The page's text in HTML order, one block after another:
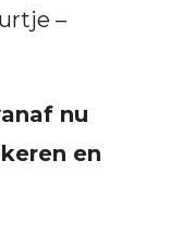
–
nu
en